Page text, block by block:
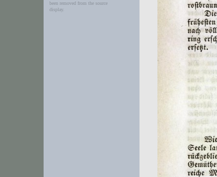
been removed from the source
display.